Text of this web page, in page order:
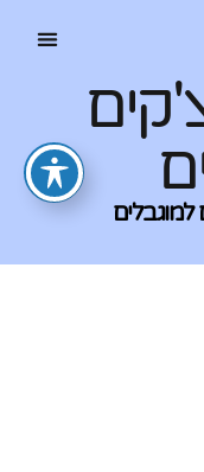
למוגבלים